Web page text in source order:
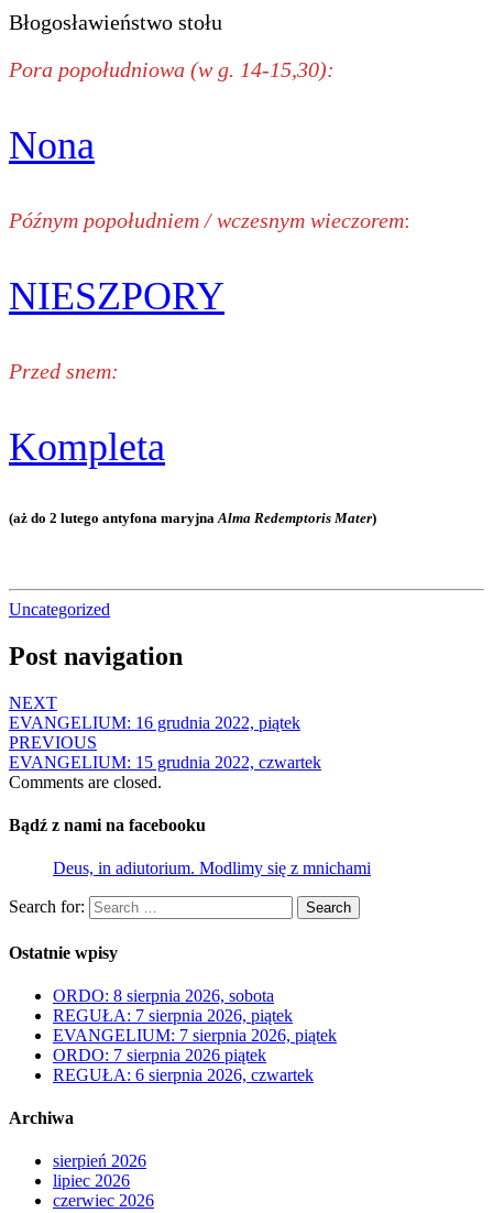
Błogosławieństwo stołu
Pora popołudniowa (w g. 14-15,30):
Nona
Późnym popołudniem / wczesnym wieczorem:
NIESZPORY
Przed snem:
Kompleta
(aż do 2 lutego antyfona maryjna Alma Redemptoris Mater)
Uncategorized
Post navigation
NEXT
EVANGELIUM: 16 grudnia 2022, piątek
PREVIOUS
EVANGELIUM: 15 grudnia 2022, czwartek
Comments are closed.
Bądź z nami na facebooku
Deus, in adiutorium. Modlimy się z mnichami
Search for: Search
Ostatnie wpisy
ORDO: 8 sierpnia 2026, sobota
REGUŁA: 7 sierpnia 2026, piątek
EVANGELIUM: 7 sierpnia 2026, piątek
ORDO: 7 sierpnia 2026 piątek
REGUŁA: 6 sierpnia 2026, czwartek
Archiwa
sierpień 2026
lipiec 2026
czerwiec 2026